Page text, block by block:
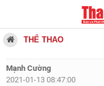
THỂ THAO
Mạnh Cường
2021-01-13 08:47:00